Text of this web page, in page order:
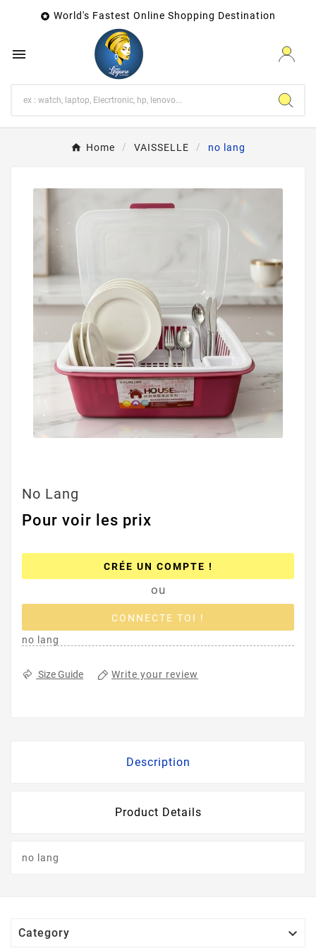
 World's Fastest Online Shopping Destination

Home VAISSELLE no lang
No Lang
Pour voir les prix
CRÉE UN COMPTE !
ou
CONNECTE TOI !
no lang
Size Guide Write your review
Description
Product Details
no lang
Category 